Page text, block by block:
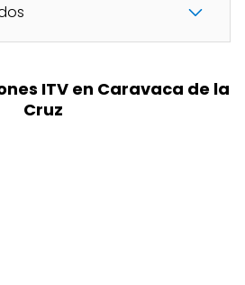
ITV en Caravaca de la
Cruz